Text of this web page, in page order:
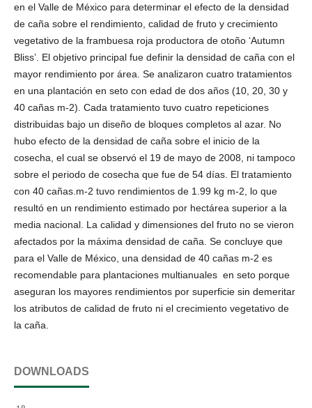
en el Valle de México para determinar el efecto de la densidad
de caña sobre el rendimiento, calidad de fruto y crecimiento
vegetativo de la frambuesa roja productora de otoño ‘Autumn
Bliss’. El objetivo principal fue definir la densidad de caña con el
mayor rendimiento por área. Se analizaron cuatro tratamientos
en una plantación en seto con edad de dos años (10, 20, 30 y
40 cañas m-2). Cada tratamiento tuvo cuatro repeticiones
distribuidas bajo un diseño de bloques completos al azar. No
hubo efecto de la densidad de caña sobre el inicio de la
cosecha, el cual se observó el 19 de mayo de 2008, ni tampoco
sobre el periodo de cosecha que fue de 54 días. El tratamiento
con 40 cañas.m-2 tuvo rendimientos de 1.99 kg m-2, lo que
resultó en un rendimiento estimado por hectárea superior a la
media nacional. La calidad y dimensiones del fruto no se vieron
afectados por la máxima densidad de caña. Se concluye que
para el Valle de México, una densidad de 40 cañas m-2 es
recomendable para plantaciones multianuales en seto porque
aseguran los mayores rendimientos por superficie sin demeritar
los atributos de calidad de fruto ni el crecimiento vegetativo de
la caña.
DOWNLOADS